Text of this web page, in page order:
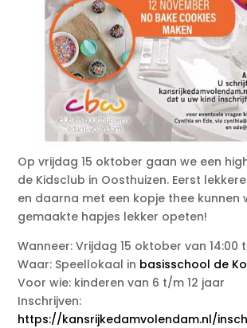
Op vrijdag 15 oktober gaan we een
de Kidsclub in Oosthuizen. Eerst
en daarna met een kopje thee kunnen
gemaakte hapjes lekker opeten!
Wanneer: Vrijdag 15 oktober van 14:00
Waar: Speellokaal in basisschool de
Voor wie: kinderen van 6 t/m 12 jaar
Inschrijven:
https://kansrijkedamvolendam.nl/